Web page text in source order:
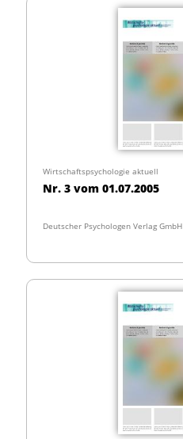
Wirtschaftspsychologie aktuell
Nr. 3 vom 01.07.2005
Deutscher Psychologen Verlag GmbH